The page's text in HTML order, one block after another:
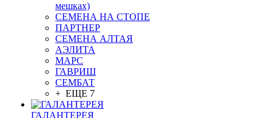
мешках)
СЕМЕНА НА СТОПЕ
ПАРТНЕР
СЕМЕНА АЛТАЯ
АЭЛИТА
МАРС
ГАВРИШ
СЕМБАТ
+ ЕЩЕ 7
ГАЛАНТЕРЕЯ